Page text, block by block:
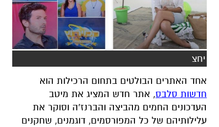
יחצ
אחד האתרים הבולטים בתחום הרכילות הוא
חדשות סלבס, אתר חדש המציג את מיטב
העדכונים החמים מהביצה והברנז'ה וסוקר את
עלילותיהם של כל המפורסמים, דוגמנים, שחקנים